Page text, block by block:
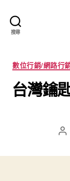
搜尋
數位行銷/網路行
台灣鑰
文